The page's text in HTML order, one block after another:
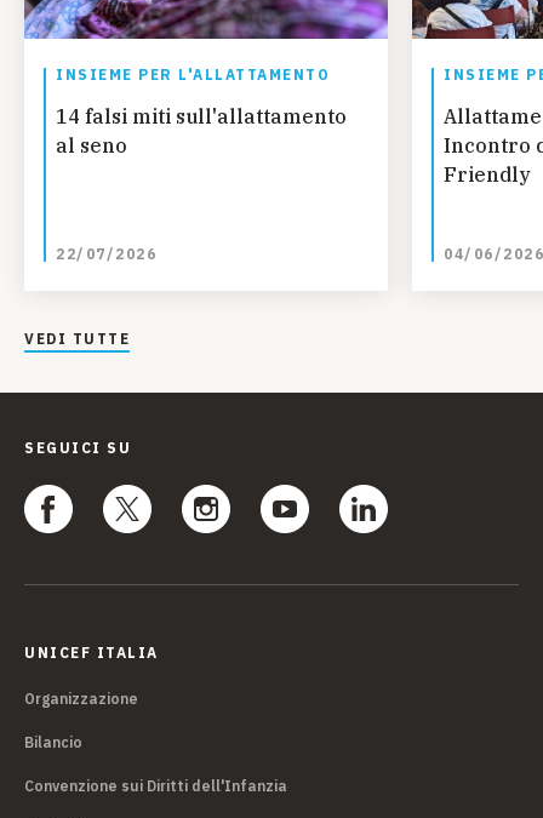
INSIEME PER L'ALLATTAMENTO
14 falsi miti sull'allattamento
al seno
22/07/2026
INSIEME
Incontro
Friendly
04/06/2026
VEDI TUTTE
SEGUICI SU
UNICEF ITALIA
Organizzazione
Bilancio
Convenzione sui Diritti dell'Infanzia